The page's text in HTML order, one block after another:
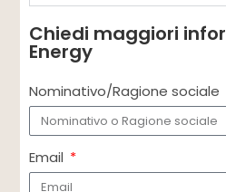
Chiedi maggiori
Energy
Nominativo/Ragione sociale
Email